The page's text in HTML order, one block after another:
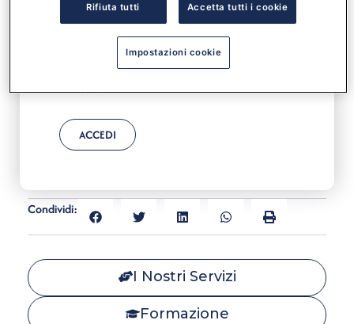
Password
Ricordami
ACCEDI
Condividi:
I Nostri Servizi
Formazione
Rifiuta tutti Accetta tutti i cookie
Impostazioni cookie